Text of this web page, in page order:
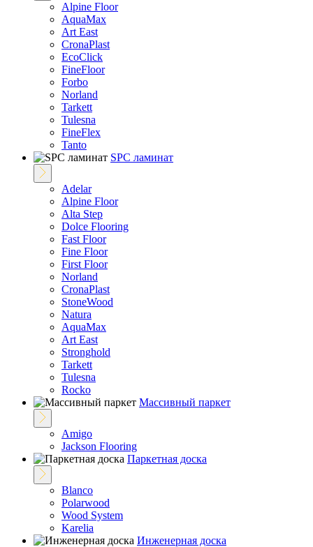
Alpine Floor
AquaMax
Art East
CronaPlast
EcoClick
FineFloor
Fоrbo
Norland
Tarkett
Tulesna
FineFlex
Tanto
SPC ламинат
Adelar
Alpine Floor
Alta Step
Dolce Flooring
Fast Floor
Fine Floor
First Floor
Norland
CronaPlast
StoneWood
Natura
AquaMax
Art East
Stronghold
Tarkett
Tulesna
Rocko
Массивный паркет
Amigo
Jackson Flooring
Паркетная доска
Blanco
Polarwood
Wood System
Karelia
Инженерная доска